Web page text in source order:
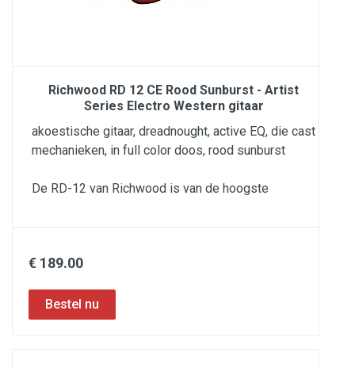
Richwood RD 12 CE Rood Sunburst - Artist
Series Electro Western gitaar
akoestische gitaar, dreadnought, active EQ, die cast
mechanieken, in full color doos, rood sunburst
De RD-12 van Richwood is van de hoogste
€ 189.00